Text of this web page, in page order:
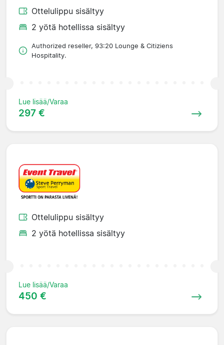
Ottelulippu sisältyy
2 yötä hotellissa sisältyy
Authorized reseller, 93:20 Lounge & Citiziens
Hospitality.
Lue lisää/Varaa
297 €
Ottelulippu sisältyy
2 yötä hotellissa sisältyy
Lue lisää/Varaa
450 €